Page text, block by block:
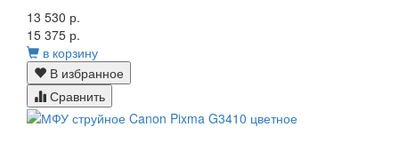
13 530 р.
15 375 р.
в корзину
В избранное
Сравнить